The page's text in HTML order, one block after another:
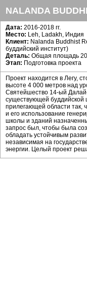
NALANDA
Дата: 2016-2018 гг.
Место: Leh, Ladakh, Индия
Клиент: Nalanda Buddhist
буддийский институт)
Деталь: Общая площадь
Этап: Подготовка проекта
Проект находится в Легу,
высоте 4 000 метров над
Святейшество 14-ый
существующей
прилегающей области так,
и его использование
школы и зданий
запрос был, чтобы была
обладать устойчивым
независимая на
энергии. Целый проект
солнечных принципов и